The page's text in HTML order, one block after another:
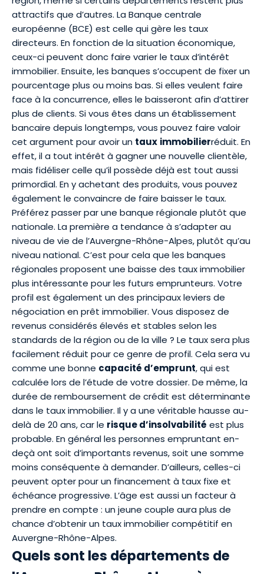
attractifs que d’autres. La Banque centrale
européenne (BCE) est celle qui gère les taux
directeurs. En fonction de la situation économique,
ceux-ci peuvent donc faire varier le taux d’intérêt
immobilier. Ensuite, les banques s’occupent de fixer un
pourcentage plus ou moins bas. Si elles veulent faire
face à la concurrence, elles le baisseront afin d’attirer
plus de clients. Si vous êtes dans un établissement
bancaire depuis longtemps, vous pouvez faire valoir
cet argument pour avoir un taux immobilierréduit. En
effet, il a tout intérêt à gagner une nouvelle clientèle,
mais fidéliser celle qu’il possède déjà est tout aussi
primordial. En y achetant des produits, vous pouvez
également le convaincre de faire baisser le taux.
Préférez passer par une banque régionale plutôt que
nationale. La première a tendance à s’adapter au
niveau de vie de l’Auvergne-Rhône-Alpes, plutôt qu’au
niveau national. C’est pour cela que les banques
régionales proposent une baisse des taux immobilier
plus intéressante pour les futurs emprunteurs. Votre
profil est également un des principaux leviers de
négociation en prêt immobilier. Vous disposez de
revenus considérés élevés et stables selon les
standards de la région ou de la ville ? Le taux sera plus
facilement réduit pour ce genre de profil. Cela sera vu
comme une bonne capacité d’emprunt, qui est
calculée lors de l’étude de votre dossier. De même, la
durée de remboursement de crédit est déterminante
dans le taux immobilier. Il y a une véritable hausse au-
delà de 20 ans, car le risque d’insolvabilité est plus
probable. En général les personnes empruntant en-
deçà ont soit d’importants revenus, soit une somme
moins conséquente à demander. D’ailleurs, celles-ci
peuvent opter pour un financement à taux fixe et
échéance progressive. L’âge est aussi un facteur à
prendre en compte : un jeune couple aura plus de
chance d’obtenir un taux immobilier compétitif en
Auvergne-Rhône-Alpes.
Quels sont les départements de